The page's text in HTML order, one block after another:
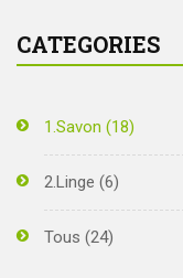
CATEGORIES
1.Savon (18)
2.Linge (6)
Tous (24)